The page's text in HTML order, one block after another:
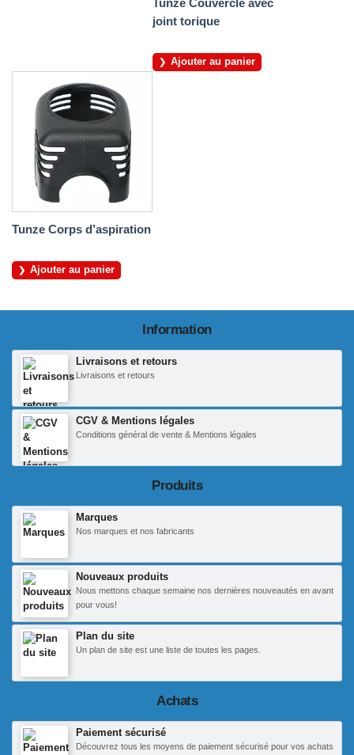
Tunze Couvercle avec
joint torique
Ajouter au panier
Tunze Corps d’aspiration
Ajouter au panier
Information
Livraisons et retours
Livraisons et retours
CGV & Mentions légales
Conditions général de vente & Mentions légales
Produits
Marques
Nos marques et nos fabricants
Nouveaux produits
Nous mettons chaque semaine nos dernières nouveautés en avant
pour vous!
Plan du site
Un plan de site est une liste de toutes les pages.
Achats
Paiement sécurisé
Découvrez tous les moyens de paiement sécurisé pour vos achats